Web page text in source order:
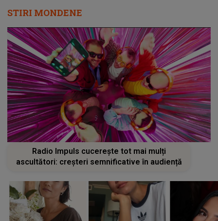
STIRI MONDENE
Radio Impuls cucerește tot mai mulți
ascultători: creșteri semnificative în audiență